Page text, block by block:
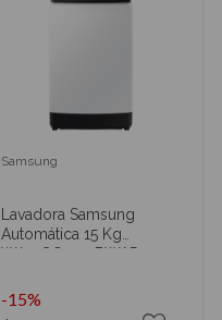
Samsung
Lavadora Samsung
Automática 15 Kg
WA15CG5441BWAP
-15%